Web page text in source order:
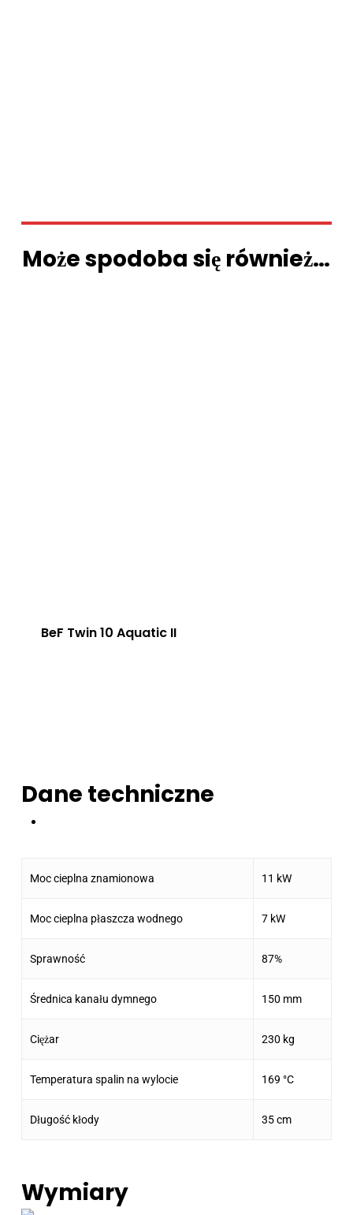
Może spodoba się również…
BeF Twin 10 Aquatic II
Dane techniczne
Moc cieplna znamionowa 11 kW
Moc cieplna płaszcza wodnego 7 kW
Sprawność 87%
Średnica kanału dymnego 150 mm
Ciężar 230 kg
Temperatura spalin na wylocie 169 °C
Długość kłody 35 cm
Wymiary